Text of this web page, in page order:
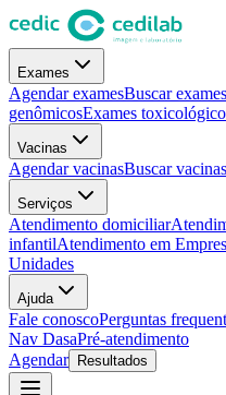
Exames
Agendar examesBuscar exames
genômicosExames
Vacinas
Agendar vacinasBuscar vacinas
Serviços
Atendimento domiciliar
infantilAtendimento em
Unidades
Ajuda
Fale conoscoPerguntas
Nav DasaPré-atendimento
Agendar
Resultados